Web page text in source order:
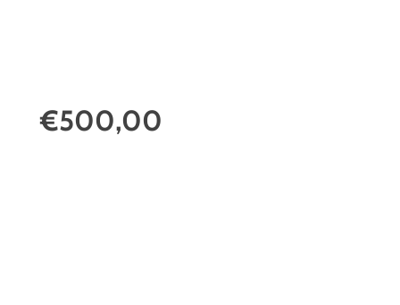
€500,00